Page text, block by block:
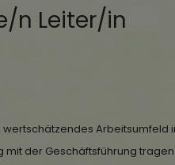
n Leiter/in
Arbeitsumfeld
mit der Geschäftsführung tragen